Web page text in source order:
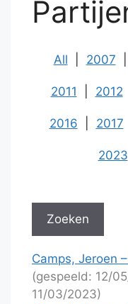
All 2007
2011 2012
2016 2017
2023
Camps, Jeroen
(gespeeld: 12/
11/03/2023)